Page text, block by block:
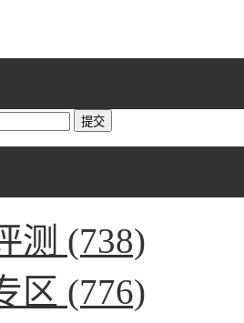
测 (738)
区 (776)